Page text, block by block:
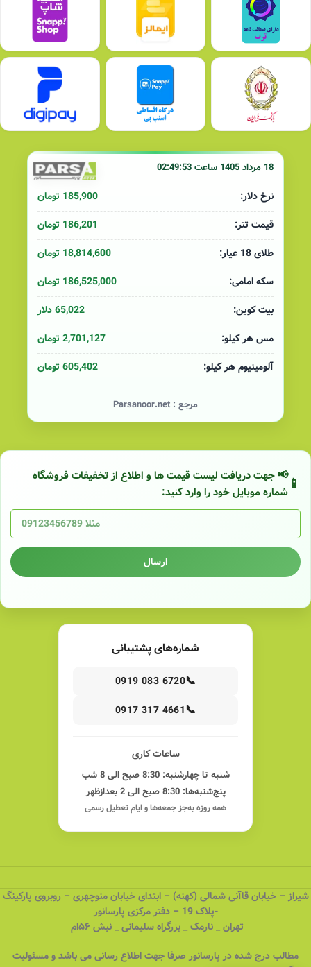
18 مرداد 1405 ساعت 02:49:53
نرخ دلار:
185,900 تومان
قیمت تتر:
186,201 تومان
طلای 18 عیار:
18,814,600 تومان
سکه امامی:
186,525,000 تومان
بیت کوین:
65,022 دلار
مس هر کیلو:
2,701,127 تومان
آلومینیوم هر کیلو:
605,402 تومان
مرجع : Parsanoor.net
📢 جهت دریافت لیست قیمت ها و اطلاع از تخفیفات فروشگاه
شماره موبایل خود را وارد کنید:
ارسال
شماره‌های پشتیبانی
📞
0919 083 6720
📞
0917 317 4661
ساعات کاری
شنبه تا چهارشنبه: 8:30 صبح الی 8 شب
پنج‌شنبه‌ها: 8:30 صبح الی 2 بعدازظهر
همه روزه به‌جز جمعه‌ها و ایام تعطیل رسمی
شیراز – خیابان قاآنی شمالی (کهنه) – ابتدای خیابان منوچهری – روبروی پارکینگ
-پلاک 19 – دفتر مرکزی پارسانور
تهران _ نارمک _ بزرگراه سلیمانی _ نبش ۵۶ام
مطالب درج شده در پارسانور صرفا جهت اطلاع رسانی می باشد و مسئولیت